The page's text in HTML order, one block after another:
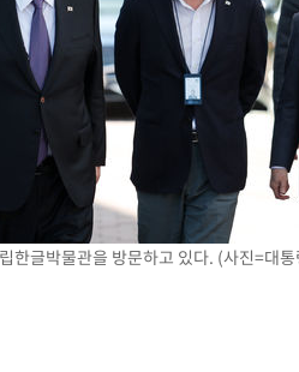
한글박물관을 방문하고 있다. (사진=대